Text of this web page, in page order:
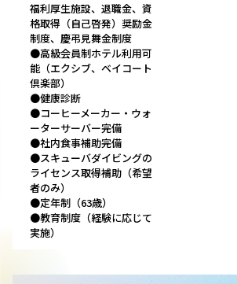
福利厚生施設、退職金、資
格取得（自己啓発）奨励金
制度、慶弔見舞金制度
●高級会員制ホテル利用可
能（エクシブ、ベイコート
倶楽部）
●健康診断
●コーヒーメーカー・ウォ
ーターサーバー完備
●社内食事補助完備
●スキューバダイビングの
ライセンス取得補助（希望
者のみ）
●定年制（63歳）
●教育制度（経験に応じて
実施）